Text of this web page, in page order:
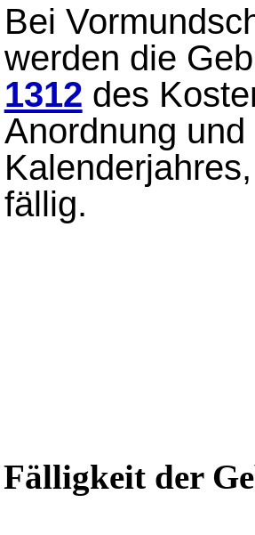
Bei
werden die
1312 des
Anordnung
fällig.
Fälligkeit der